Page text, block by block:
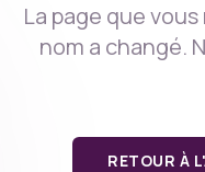
La page que
nom a changé.
RETOUR À